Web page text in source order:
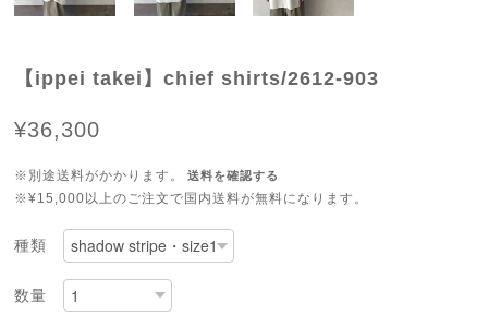
【ippei takei】chief shirts/2612-903
¥36,300
※別途送料がかかります。 送料を確認する
※¥15,000以上のご注文で国内送料が無料になります。
種類
数量